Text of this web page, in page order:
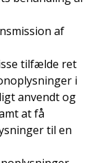
af
tilfælde ret
i
anvendt og
at få
til en